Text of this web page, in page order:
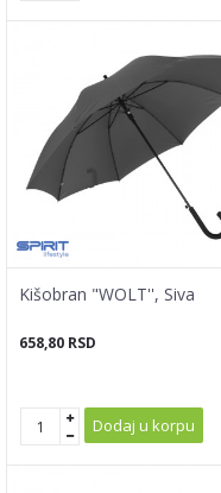
Kišobran "WOLT'', Siva
658,80 RSD
Dodaj u korpu